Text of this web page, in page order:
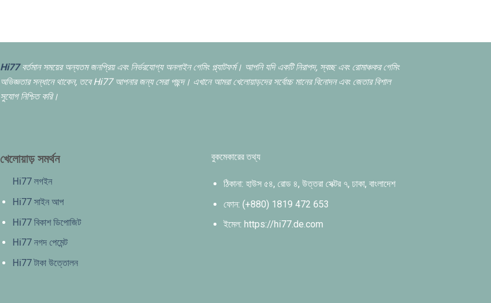
Hi77বর্তমান সময়ের অন্যতম জনপ্রিয় এবং নির্ভরযোগ্য অনলাইন গেমিং প্ল্যাটফর্ম। আপনি যদি একটি নিরাপদ, স্বচ্ছ এবং রোমাঞ্চকর গেমিং
অভিজ্ঞতার সন্ধানে থাকেন, তবে Hi77 আপনার জন্য সেরা পছন্দ। এখানে আমরা খেলোয়াড়দের সর্বোচ্চ মানের বিনোদন এবং জেতার বিশাল
সুযোগ নিশ্চিত করি।
খেলোয়াড় সমর্থন
Hi77 লগইন
Hi77 সাইন আপ
Hi77 বিকাশ ডিপোজিট
Hi77 নগদ পেমেন্ট
Hi77 টাকা উত্তোলন
বুকমেকারের তথ্য
ঠিকানা: হাউস ৫৪, রোড ৪, উত্তরা সেক্টর ৭, ঢাকা, বাংলাদেশ
ফোন: (+880) 1819 472 653
ইমেল: https://hi77.de.com